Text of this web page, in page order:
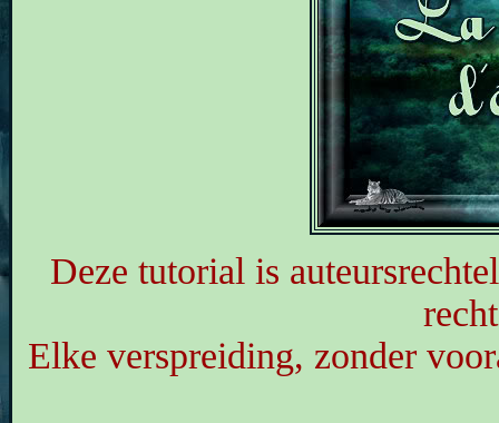
Deze tutorial is
Elke verspreiding, zonder